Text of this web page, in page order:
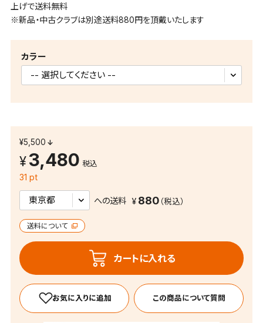
上げで送料無料
※新品・中古クラブは別途送料880円を頂戴いたします
カラー
¥5,500
3,480 税込
31 pt
への送料 880
送料について
カートに入れる
この商品について質問